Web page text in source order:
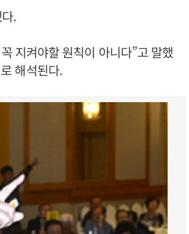
.
지켜야할 원칙이 아니다”고 말했
해석된다.